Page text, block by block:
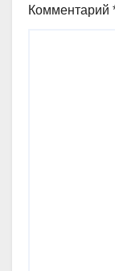
Комментарий